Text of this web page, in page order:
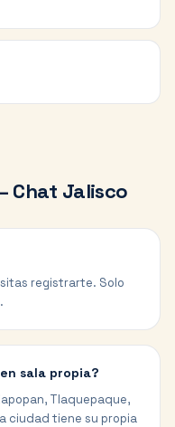
Chat Jalisco
registrarte. Solo
sala propia?
Tlaquepaque,
ciudad tiene su propia